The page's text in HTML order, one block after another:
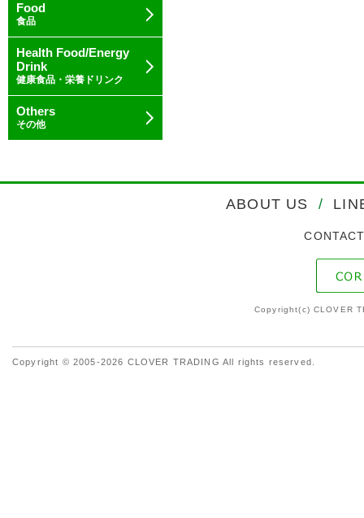
Food
食品
Health Food/Energy
Drink
健康食品・栄養ドリンク
Others
その他
ABOUT US /
Copyright(c) CLOVER
Copyright © 2005-2026 CLOVER TRADING All rights reserved.